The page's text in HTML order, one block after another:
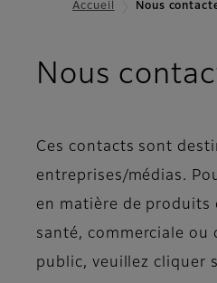
Accueil Nous
Nous
Ces contacts sont
entreprises/médias.
en matière de produits
santé, commerciale ou
public, veuillez cliquer